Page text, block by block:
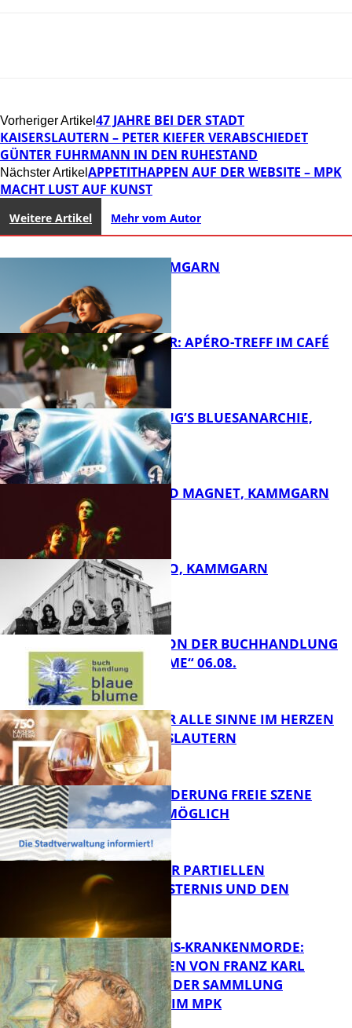
Vorheriger Artikel 47 JAHRE BEI DER STADT
KAISERSLAUTERN – PETER KIEFER VERABSCHIEDET
GÜNTER FUHRMANN IN DEN RUHESTAND
Nächster Artikel APPETITHAPPEN AUF DER WEBSITE – MPK
MACHT LUST AUF KUNST
Weitere Artikel Mehr vom Autor
FB Kultur
SOFFIE, KAMMGARN
FB Kultur
HOT SUMMER: APÉRO-TREFF IM CAFÉ
LUMA
THOMAS BLUG’S BLUESANARCHIE,
KAMMGARN
FB Kultur
DIRTY SOUND MAGNET, KAMMGARN
ROSE TATTOO, KAMMGARN
FB Kultur
LESETIPPS VON DER BUCHHANDLUNG
„BLAUE BLUME“ 06.08.
FB Kultur
GENÜSSE FÜR ALLE SINNE IM HERZEN
VON KAISERSLAUTERN
PROJEKTFÖRDERUNG FREIE SZENE
WEITERHIN MÖGLICH
Bildung
VORTRAG ZUR PARTIELLEN
SONNENFINSTERNIS UND DEN
PERSEIDEN
OPFER DER NS-KRANKENMORDE:
ZEICHNUNGEN VON FRANZ KARL
BÜHLER AUS DER SAMMLUNG
PRINZHORN IM MPK